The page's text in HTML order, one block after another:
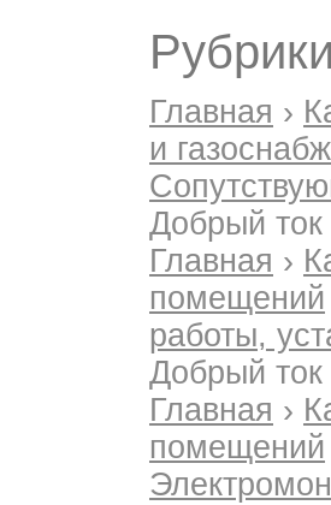
Главная ›
и
Добрый ток
Главная ›
помещений
работы,
Добрый ток
Главная ›
помещений